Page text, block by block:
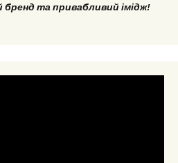
та привабливий імідж!